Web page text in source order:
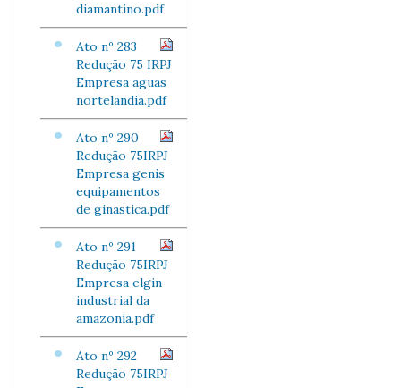
diamantino.pdf
Ato nº 283
Redução 75 IRPJ
Empresa aguas
nortelandia.pdf
Ato nº 290
Redução 75IRPJ
Empresa genis
equipamentos
de ginastica.pdf
Ato nº 291
Redução 75IRPJ
Empresa elgin
industrial da
amazonia.pdf
Ato nº 292
Redução 75IRPJ